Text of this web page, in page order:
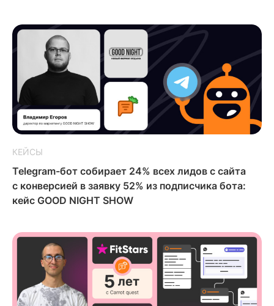
КЕЙСЫ
Telegram-бот собирает 24% всех лидов с сайта
с конверсией в заявку 52% из подписчика бота:
кейс GOOD NIGHT SHOW